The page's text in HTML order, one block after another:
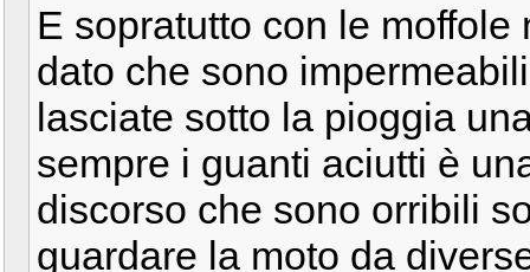
E sopratutto con le
dato che sono
lasciate sotto la pioggia
sempre i guanti aciutti è
discorso che sono orribili
guardare la moto da